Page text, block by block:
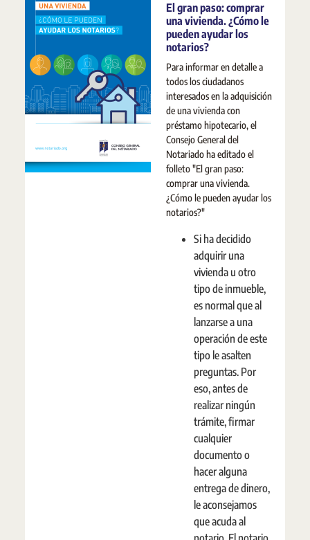
El gran paso: comprar
una vivienda. ¿Cómo le
pueden ayudar los
notarios?
Para informar en detalle a
todos los ciudadanos
interesados en la adquisición
de una vivienda con
préstamo hipotecario, el
Consejo General del
Notariado ha editado el
folleto "El gran paso:
comprar una vivienda.
¿Cómo le pueden ayudar los
notarios?"
Si ha decidido
adquirir una
vivienda u otro
tipo de inmueble,
es normal que al
lanzarse a una
operación de este
tipo le asalten
preguntas. Por
eso, antes de
realizar ningún
trámite, firmar
cualquier
documento o
hacer alguna
entrega de dinero,
le aconsejamos
que acuda al